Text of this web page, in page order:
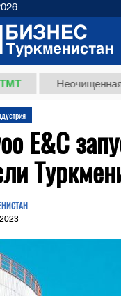
Неочищенная
E&C